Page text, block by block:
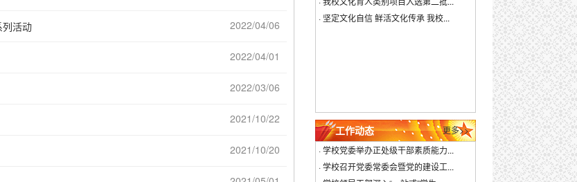
列活动 2022/04/06
2022/04/01
2022/03/06
2021/10/22
2021/10/20
· 坚定文化自信 鲜活文化传承 我校...
工作动态
更多>>
· 学校党委举办正处级干部素质能力...
· 学校召开党委常委会暨党的建设工...